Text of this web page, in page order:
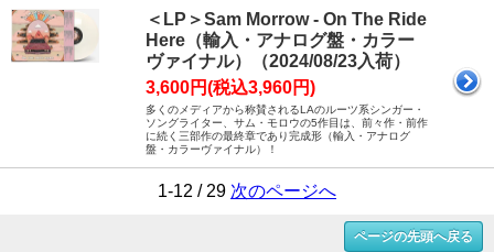
＜LP＞Sam Morrow - On The Ride
Here（輸入・アナログ盤・カラー
ヴァイナル）（2024/08/23入荷）
3,600円(税込3,960円)
多くのメディアから称賛されるLAのルーツ系シンガー・
ソングライター、サム・モロウの5作目は、前々作・前作
に続く三部作の最終章であり完成形（輸入・アナログ
盤・カラーヴァイナル）！
1-12 / 29 次のページへ
ページの先頭へ戻る